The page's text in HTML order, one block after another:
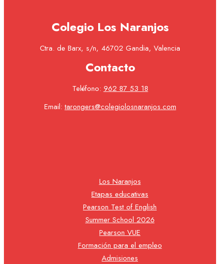
Colegio Los Naranjos
Ctra. de Barx, s/n, 46702 Gandia, Valencia
Contacto
Teléfono: 962 87 53 18
Email:tarongers@colegiolosnaranjos.com
Los Naranjos
Etapas educativas
Pearson Test of English
Summer School 2026
Pearson VUE
Formación para el empleo
Admisiones